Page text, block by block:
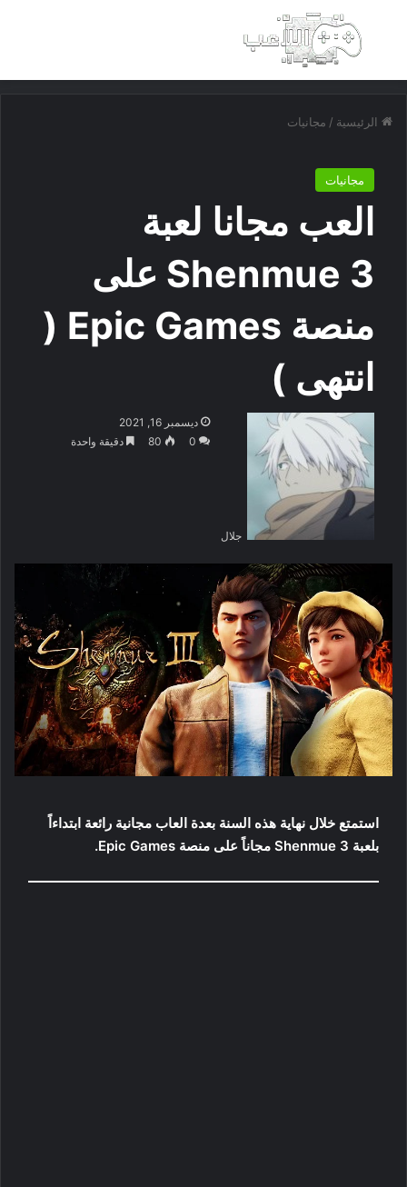
بحث عن
الرئيسية / مجانيات
مجانيات
العب مجانا لعبة
Shenmue 3 على
منصة Epic Games (
انتهى )
جلال
ديسمبر 16, 2021
0
80 دقيقة واحدة
استمتع خلال نهاية هذه السنة بعدة العاب مجانية رائعة ابتداءاً
بلعبة Shenmue 3 مجاناً على منصة Epic Games.